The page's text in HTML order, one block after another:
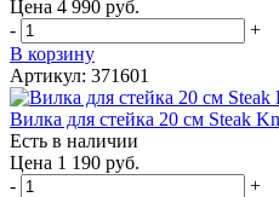
Цена 4 990 руб.
-
+
В корзину
Артикул: 371601
Вилка для стейка 20 см Steak
Есть в наличии
Цена 1 190 руб.
-
+